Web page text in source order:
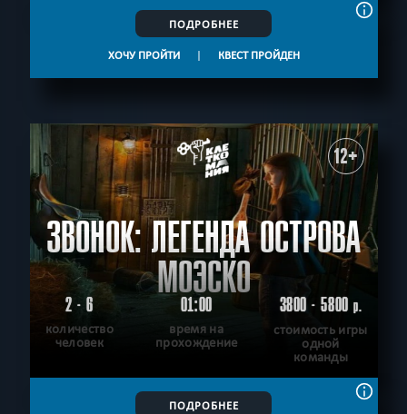
ПОДРОБНЕЕ
ХОЧУ ПРОЙТИ | КВЕСТ ПРОЙДЕН
12+
ЗВОНОК: ЛЕГЕНДА ОСТРОВА
МОЭСКО
2 - 6
количество
человек
01:00
время на
прохождение
3800 - 5800р.
стоимость игры
одной
команды
ПОДРОБНЕЕ